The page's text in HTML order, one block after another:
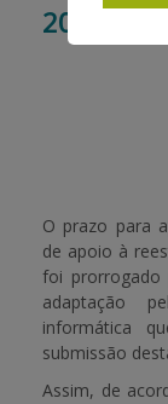
INFORMAÇÕES
PAGAMENTOS
APOIO AO
Entrar / Registar
2014-2015
O prazo para
de apoio à
foi prorrogado
adaptação
informática
submissão
Assim, de